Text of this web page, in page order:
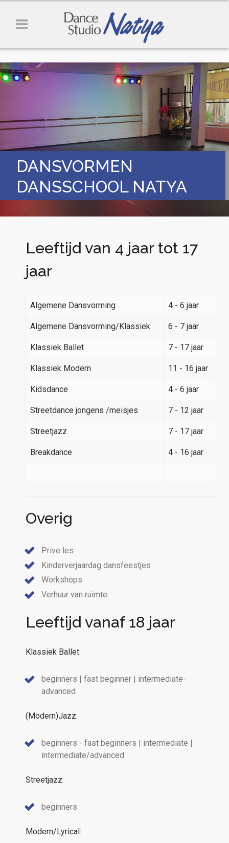
DANSVORMEN
DANSSCHOOL NATYA
Leeftijd van 4 jaar tot 17
jaar
Algemene Dansvorming 4 - 6 jaar
Algemene Dansvorming/Klassiek 6 - 7 jaar
Klassiek Ballet 7 - 17 jaar
Klassiek Modern 11 - 16 jaar
Kidsdance 4 - 6 jaar
Streetdance jongens /meisjes 7 - 12 jaar
Streetjazz 7 - 17 jaar
Breakdance 4 - 16 jaar
Overig
Prive les
Kinderverjaardag dansfeestjes
Workshops
Verhuur van ruimte
Leeftijd vanaf 18 jaar
Klassiek Ballet:
beginners | fast beginner | intermediate-
advanced
(Modern)Jazz:
beginners - fast beginners | intermediate |
intermediate/advanced
Streetjazz:
beginners
Modern/Lyrical: